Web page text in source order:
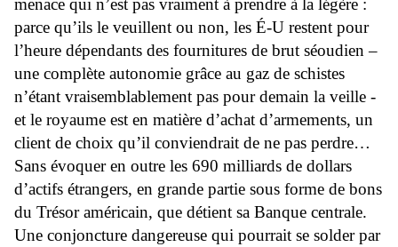
parce qu’ils le veuillent ou non, les É-U restent pour
l’heure dépendants des fournitures de brut séoudien –
une complète autonomie grâce au gaz de schistes
n’étant vraisemblablement pas pour demain la veille -
et le royaume est en matière d’achat d’armements, un
client de choix qu’il conviendrait de ne pas perdre…
Sans évoquer en outre les 690 milliards de dollars
d’actifs étrangers, en grande partie sous forme de bons
du Trésor américain, que détient sa Banque centrale.
Une conjoncture dangereuse qui pourrait se solder par